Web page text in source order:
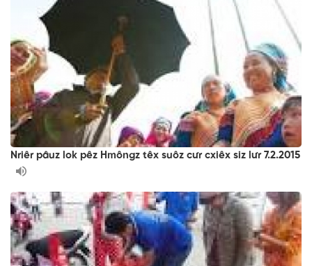
Nriêr pâuz lok pêz Hmôngz têx suôz cưr cxiêx siz lưr 7.2.2015